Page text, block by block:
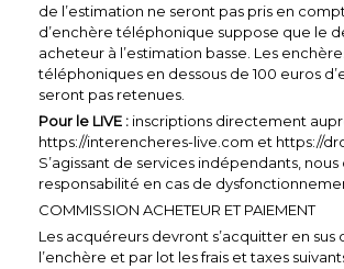
de l’estimation ne seront pas pris en
d’enchère téléphonique suppose que le
acheteur à l’estimation basse. Les
téléphoniques en dessous de 100 euros
seront pas retenues.
Pour le LIVE : inscriptions directement
https://interencheres-live.com et https://
S’agissant de services indépendants,
responsabilité en cas de
COMMISSION ACHETEUR ET PAIEMENT
Les acquéreurs devront s’acquitter en sus
l’enchère et par lot les frais et taxes